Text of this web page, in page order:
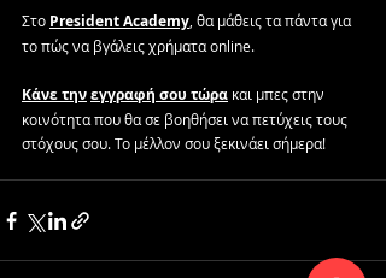
Στο PresidentAcademy θα μάθεις τα πάντα για
το πώς να βγάλεις χρήματα online.
Κάνετηνεγγραφή σου τώρα και μπες στην
κοινότητα που θα σε βοηθήσει να πετύχεις τους
στόχους σου. Το μέλλον σου ξεκινάει σήμερα!